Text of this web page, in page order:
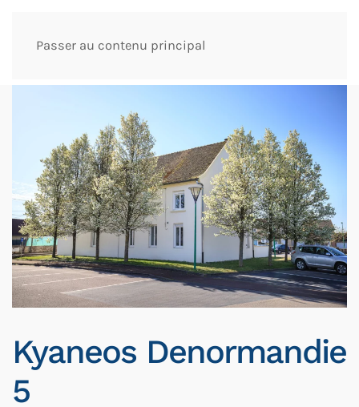
Passer au contenu principal
Kyaneos Denormandie
5